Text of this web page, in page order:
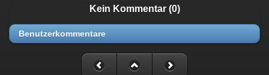
Kein Kommentar (0)
Benutzerkommentare